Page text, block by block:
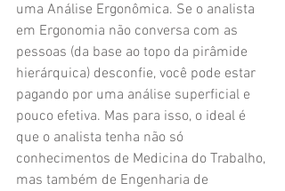
uma Análise Ergonômica. Se o analista
em Ergonomia não conversa com as
pessoas (da base ao topo da pirâmide
hierárquica) desconfie, você pode estar
pagando por uma análise superficial e
pouco efetiva. Mas para isso, o ideal é
que o analista tenha não só
conhecimentos de Medicina do Trabalho,
mas também de Engenharia de